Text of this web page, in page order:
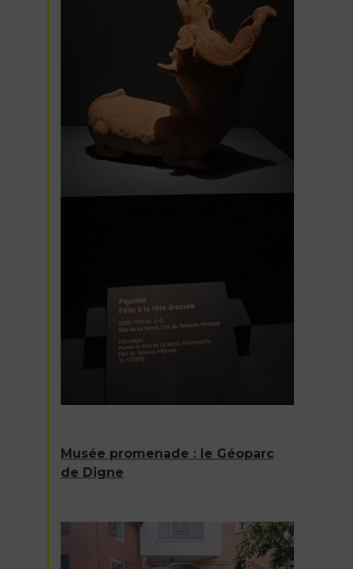
Musée promenade : le Géoparc
de Digne